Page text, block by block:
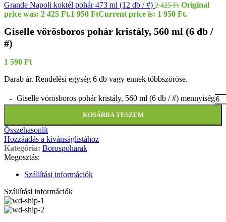
Grande Napoli koktél pohár 473 ml (12 db / #) 2 425Ft Original
price was: 2 425 Ft.1 950 FtCurrent price is: 1 950 Ft.
Giselle vörösboros pohár kristály, 560 ml (6 db /
#)
1 590 Ft
Darab ár. Rendelési egység 6 db vagy ennek többszöröse.
Giselle vörösboros pohár kristály, 560 ml (6 db / #) mennyiség
KOSÁRBA TESZEM
Összehasonlít
Hozzáadás a kívánságlistához
Kategória: Borospoharak
Megosztás:
Szállítási információk
Szállítási információk